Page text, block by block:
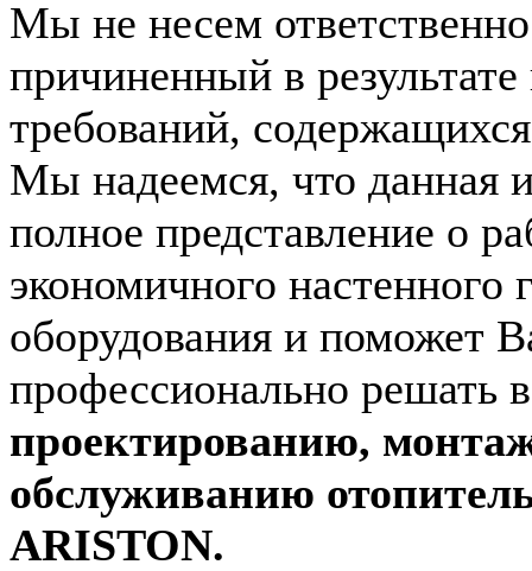
Мы не несем
причиненный в
требований,
Мы надеемся, что данная
полное представление о
экономичного настенного
оборудования и поможет
профессионально решать
проектированию,
обслуживанию
ARISTON.